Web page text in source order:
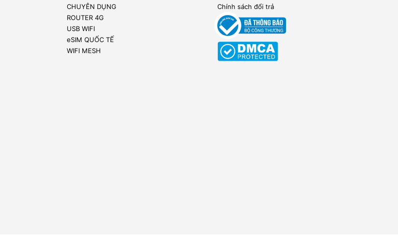
CHUYÊN DỤNG
ROUTER 4G
USB WIFI
eSIM QUỐC TẾ
WIFI MESH
Chính sách đổi trả